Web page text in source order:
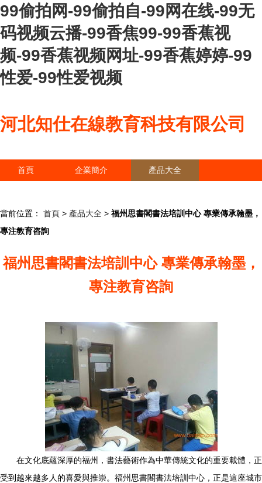
99偷拍网-99偷拍自-99网在线-99无
码视频云播-99香焦99-99香蕉视
频-99香蕉视频网址-99香蕉婷婷-99
性爱-99性爱视频
河北知仕在線教育科技有限公司
首頁 企業簡介 產品大全
當前位置： 首頁 > 產品大全 > 福州思書閣書法培訓中心 專業傳承翰墨，
專注教育咨詢
福州思書閣書法培訓中心 專業傳承翰墨，
專注教育咨詢
在文化底蘊深厚的福州，書法藝術作為中華傳統文化的重要載體，正
受到越來越多人的喜愛與推崇。福州思書閣書法培訓中心，正是這座城市